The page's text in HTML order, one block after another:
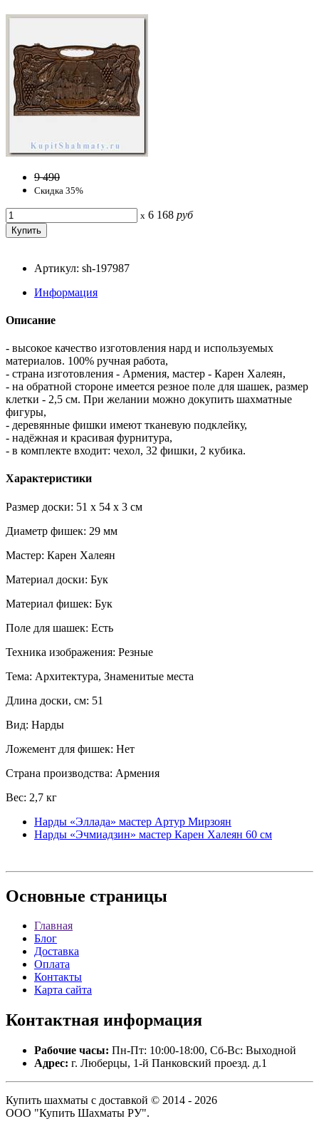
9 490
Скидка 35%
x 6 168 руб
Артикул: sh-197987
Информация
Описание
- высокое качество изготовления нард и используемых
материалов. 100% ручная работа,
- страна изготовления - Армения, мастер - Карен Халеян,
- на обратной стороне имеется резное поле для шашек, размер
клетки - 2,5 см. При желании можно докупить шахматные
фигуры,
- деревянные фишки имеют тканевую подклейку,
- надёжная и красивая фурнитура,
- в комплекте входит: чехол, 32 фишки, 2 кубика.
Характеристики
Размер доски: 51 x 54 x 3 см
Диаметр фишек: 29 мм
Мастер: Карен Халеян
Материал доски: Бук
Материал фишек: Бук
Поле для шашек: Есть
Техника изображения: Резные
Тема: Архитектура, Знаменитые места
Длина доски, см: 51
Вид: Нарды
Ложемент для фишек: Нет
Страна производства: Армения
Вес: 2,7 кг
Нарды «Эллада» мастер Артур Мирзоян
Нарды «Эчмиадзин» мастер Карен Халеян 60 см
Основные страницы
Главная
Блог
Доставка
Оплата
Контакты
Карта сайта
Контактная информация
Рабочие часы: Пн-Пт: 10:00-18:00, Сб-Вс: Выходной
Адрес: г. Люберцы, 1-й Панковский проезд. д.1
Купить шахматы с доставкой © 2014 - 2026
ООО "Купить Шахматы РУ".